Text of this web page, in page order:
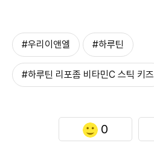
#우리이앤엘 #하루틴
#하루틴 리포좀 비타민C 스틱 키즈
0